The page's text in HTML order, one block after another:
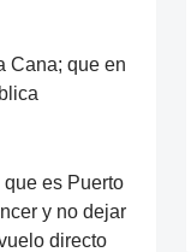
Cana; que en
es Puerto
y no dejar
directo